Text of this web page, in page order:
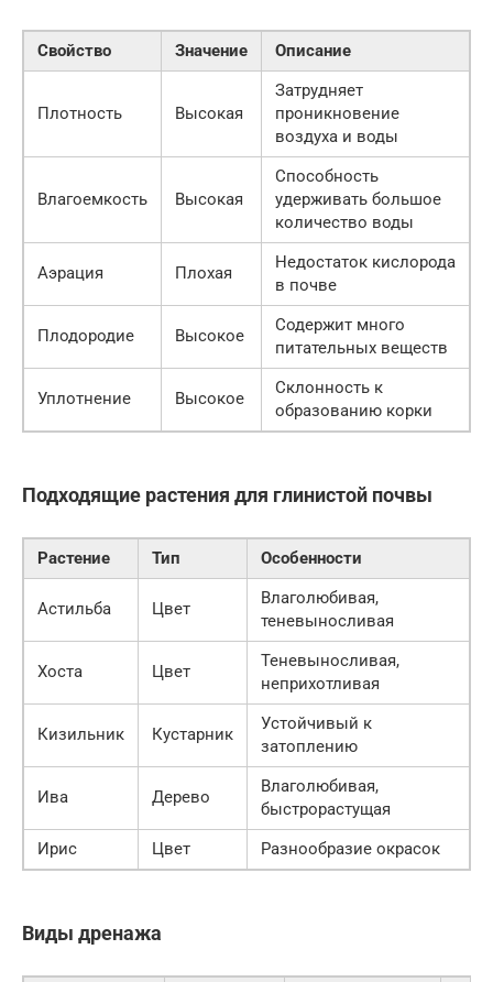
Свойство Значение Описание
Плотность Высокая
Затрудняет
проникновение
воздуха и воды
Влагоемкость Высокая
Способность
удерживать большое
количество воды
Аэрация Плохая
Недостаток кислорода
в почве
Плодородие Высокое
Содержит много
питательных веществ
Уплотнение Высокое
Склонность к
образованию корки
Подходящие растения для глинистой почвы
Растение Тип Особенности
Астильба Цвет
Влаголюбивая,
теневыносливая
Хоста Цвет
Теневыносливая,
неприхотливая
Кизильник Кустарник
Устойчивый к
затоплению
Ива Дерево
Влаголюбивая,
быстрорастущая
Ирис
Цвет Разнообразие окрасок
Виды дренажа